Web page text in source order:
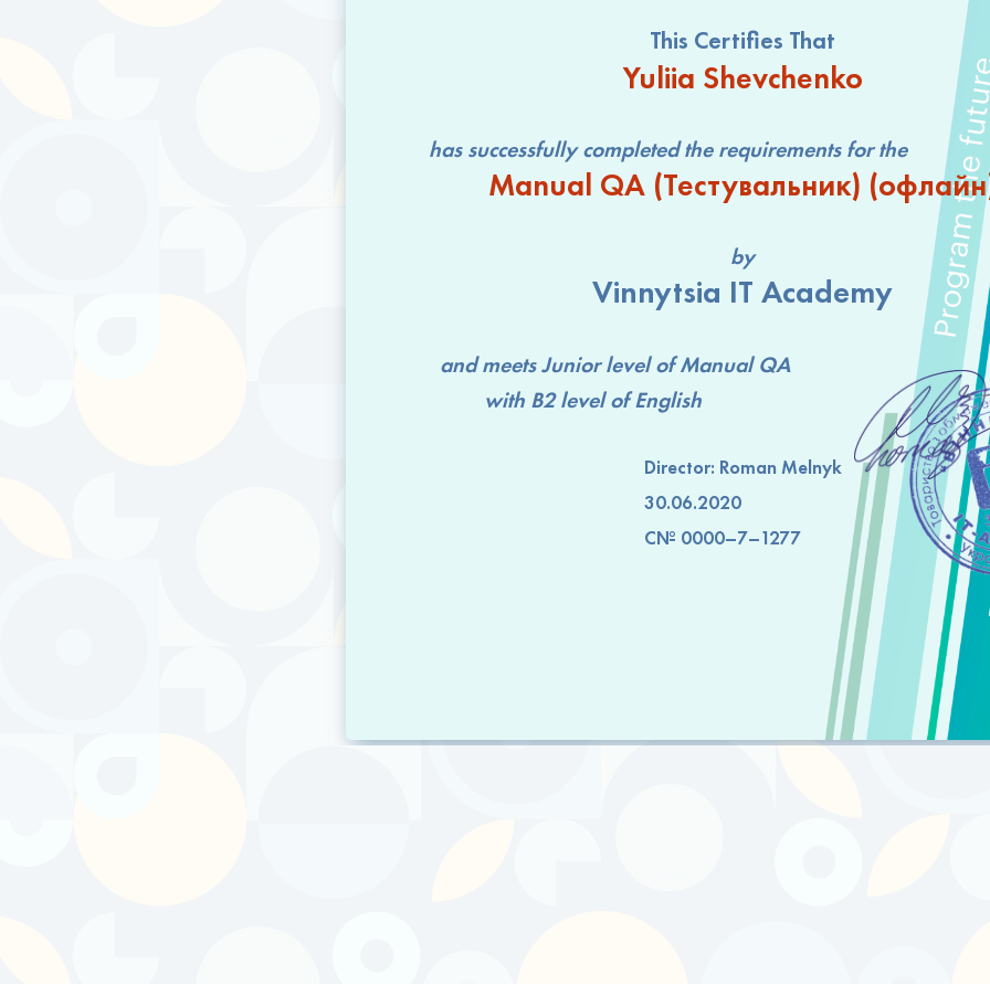
This Certifies That
Yuliia Shevchenko
has successfully completed the requirements for the
Manual QA (Тестувальник)
by
Vinnytsia IT Academy
and meetsJunior levelof Manual QA
with B2 levelof English
Director: Roman Melnyk
30.06.2020
C№ 0000–7–1277